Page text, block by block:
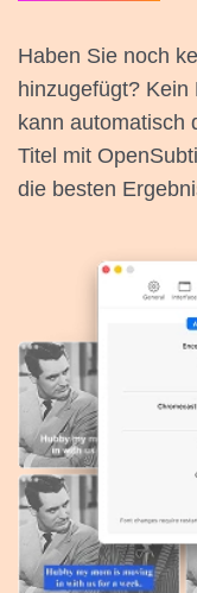
Haben Sie noch
hinzugefügt?
kann automatisch
Titel mit
die besten